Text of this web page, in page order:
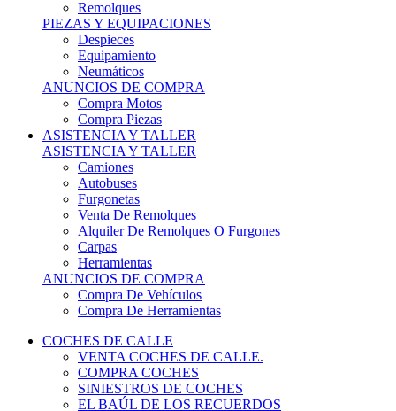
Carpas
Herramientas
ANUNCIOS DE COMPRA
Compra De Vehículos
Compra De Herramientas
COCHES DE CALLE
VENTA COCHES DE CALLE.
COMPRA COCHES
SINIESTROS DE COCHES
EL BAÚL DE LOS RECUERDOS
FOROS DE OPINIÓN
FORO GENERAL
WRC
ERC
CERA
CERT - CERTT
CET / CER
FORO TÉCNICO
PRUEBAS DE VEHÍCULOS DE CALLE.
VIDEOS DE RALLY.
A CONTRATRAMO
TIENDA ONLINE
NUEVO ANUNCIO